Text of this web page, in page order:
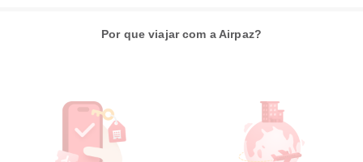
Por que viajar com a Airpaz?